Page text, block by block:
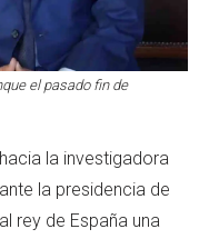
el pasado fin de
la investigadora
la presidencia de
rey de España una